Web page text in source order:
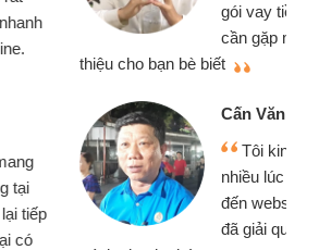
gói vay tiền bằng CMND online không
cần gặp mặt nên rất tiện lợi, sẽ giới
Cấn Văn Lực - Tạp hóa
Tôi kinh doanh buôn bán nhỏ lẻ
nhiều lúc cần vốn nhập hàng, nhờ biết
đến website qua bạn bè giới thiệu tôi
đã giải quyết được công việc của